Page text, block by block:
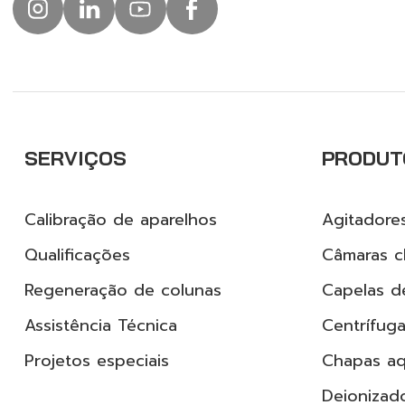
SERVIÇOS
Calibração de aparelhos
Qualificações
Regeneração de colunas
Assistência Técnica
Projetos especiais
Câmaras
Capelas
Chapas